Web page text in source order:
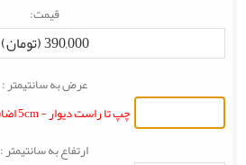
قیمت:
390,000 (تومان)
عرض به سانتیمتر :
چپ تا راست دیوار - 5cm اضافه شود
ارتفاع به سانتیمتر :